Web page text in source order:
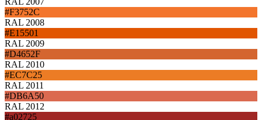
#F3752C
RAL 2008
#E15501
RAL 2009
#D4652F
RAL 2010
#EC7C25
RAL 2011
#DB6A50
RAL 2012
#a02725